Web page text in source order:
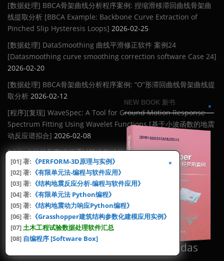
[数据处理] BBCA骨架曲线分析程序案例: 捏缩滑移滞回曲线骨架曲
线提取分析 [BBCA Example: Backbone Curve Extraction of
Pinched Slip Hysteresis Loops] 2026-02-25
[数据处理] DataSmoothing 曲线平滑修正软件 案例24
[Datasmoothing curve smoothing correction software Case 24]
2026-02-20
[数据处理] BBCA骨架曲线分析程序案例: “O”形滞回曲线骨架曲线提
取分析 2026-02-12
[程序][复现] WaveSpec: A Tool for Ground Motion Response
Spectrum Fitting Using Wavelet Functions [基于小波函数的地震
动反应谱拟合] 2026-02-08
[Video] 地铁列车编组通过隧道引起的土体振动传播 [Propagation
of Soil Vibration Induced by Subway Trains Passing Through
Tunnels] 2026-02-02
TAGS [标签云]
Abaqus BBCA DataSmoothing ETABS
FEM Midas
NEW BOOK 新书
[01] 著: 《PERFORM-3D原理与实例》
[02] 著: 《有限单元法-编程与软件应用》
[03] 著: 《结构地震反应分析-编程与软件应用》
[04] 著: 《有限单元法 Python编程》
[05] 著: 《结构地震动力响应Python编程》
[06] 著: 《Grasshopper建筑结构参数化建模应用实例》
[07]土木工程试验数据处理软件汇总
[08] 自编程序 [Software Box]